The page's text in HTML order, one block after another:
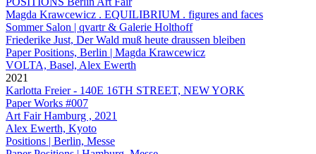
Magda Krawcewicz . EQUILIBRIUM . figures and faces
Sommer Salon | qvartr & Galerie Holthoff
Friederike Just, Der Wald muß heute draussen bleiben
Paper Positions, Berlin | Magda Krawcewicz
VOLTA, Basel, Alex Ewerth
2021
Karlotta Freier - 140E 16TH STREET, NEW YORK
Paper Works #007
Art Fair Hamburg , 2021
Alex Ewerth, Kyoto
Positions | Berlin, Messe